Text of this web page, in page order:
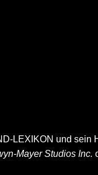
LEXIKON und sein
Mayer Studios Inc.